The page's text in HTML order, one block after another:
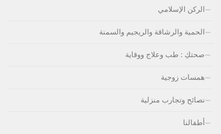
الركن الإسلامي
الحمية والرشاقة والريجيم والسمنة
صحتكِ : طب وعلاج ووقاية
همسات زوجية
نصائح وتجارب منزلية
أطفالنا